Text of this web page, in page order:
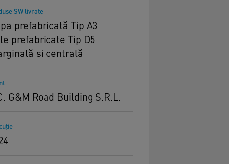
SW livrate
prefabricată Tip A3
prefabricate Tip D5
si centrală
G&M Road Building S.R.L.